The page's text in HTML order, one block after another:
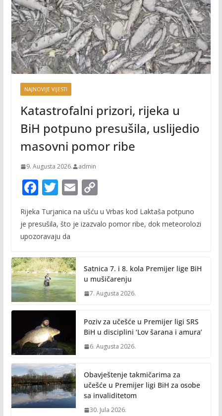
NAJNOVIJE VIJESTI
Katastrofalni prizori, rijeka u
BiH potpuno presušila, uslijedio
masovni pomor ribe
9. Augusta 2026. admin
F
e
b
o
k
T
itt
er
E
m
ai
C
p
n
k
Rijeka Turjanica na ušću u Vrbas kod Laktaša potpuno
je presušila, što je izazvalo pomor ribe, dok meteorolozi
upozoravaju da
Satnica 7. i 8. kola Premijer lige BiH
u mušičarenju
7. Augusta 2026.
Poziv za učešće u Premijer ligi SRS
BiH u disciplini ‘Lov šarana i amura’
6. Augusta 2026.
Obavještenje takmičarima za
učešće u Premijer ligi BiH za osobe
sa invaliditetom
30. Jula 2026.